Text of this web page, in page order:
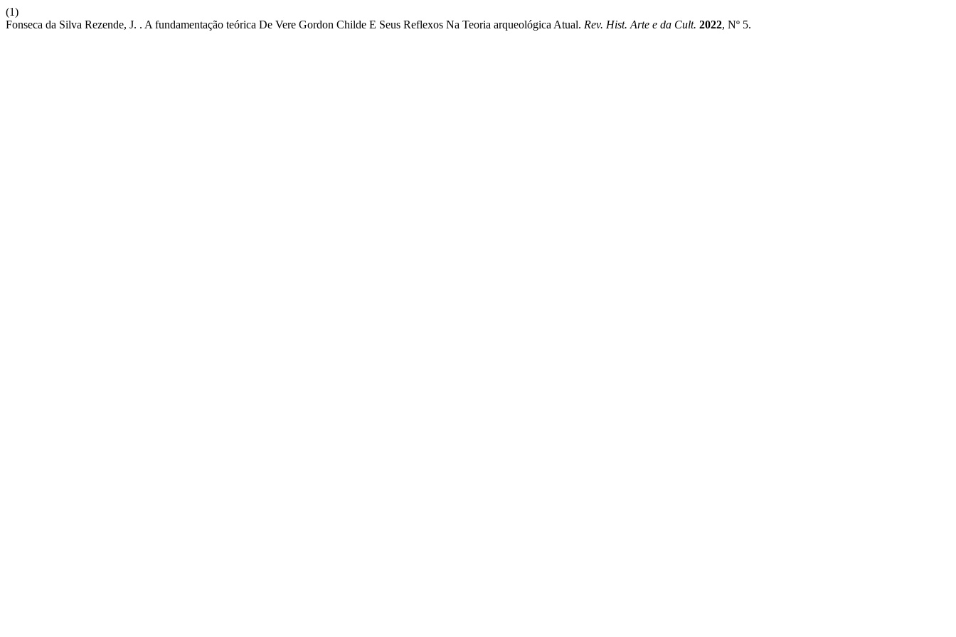
(1)
Fonseca da Silva Rezende, J. . A fundamentação teórica De Vere Gordon Childe E Seus Reflexos Na Teoria arqueológica Atual. Rev. Hist. Arte e da Cult. 2022, Nº 5.